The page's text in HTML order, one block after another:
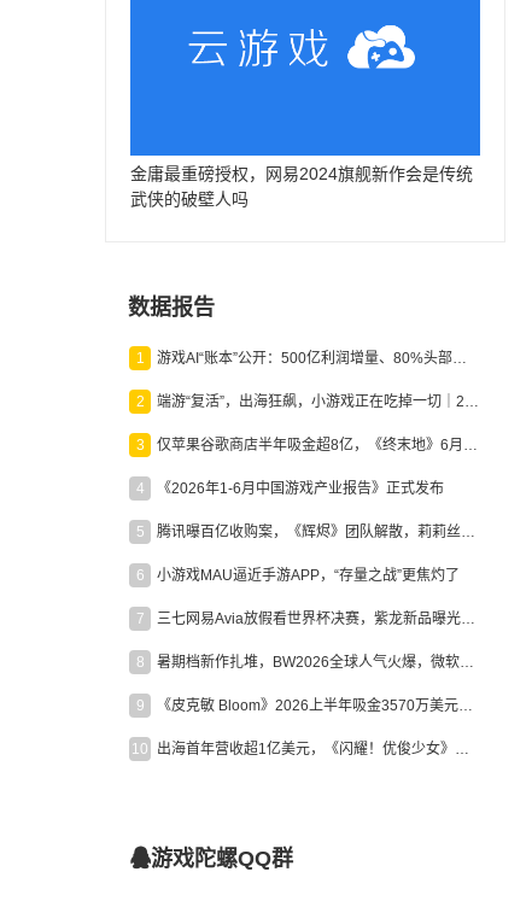
金庸最重磅授权，网易2024旗舰新作会是传统
武侠的破壁人吗
数据报告
1 游戏AI“账本”公开：500亿利润增量、80%头部入局，谁在闷声发财？
2 端游“复活”，出海狂飙，小游戏正在吃掉一切｜2026上半年产业报告
3 仅苹果谷歌商店半年吸金超8亿，《终末地》6月份收入显著回暖
4 《2026年1-6月中国游戏产业报告》正式发布
5 腾讯曝百亿收购案，《辉烬》团队解散，莉莉丝新作曝光｜陀螺周报
6 小游戏MAU逼近手游APP，“存量之战”更焦灼了
7 三七网易Avia放假看世界杯决赛，紫龙新品曝光，米哈游新作上线 | 陀螺周报
8 暑期档新作扎堆，BW2026全球人气火爆，微软XBOX大裁员|陀螺周报
9 《皮克敏 Bloom》2026上半年吸金3570万美元，中国台湾成最大市场
10 出海首年营收超1亿美元，《闪耀！优俊少女》美国市场占比达七成
游戏陀螺QQ群